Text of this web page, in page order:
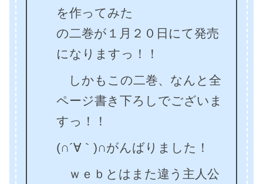
を作ってみた
の二巻が１月２０日にて発売
になりますっ！！
しかもこの二巻、なんと全
ページ書き下ろしでございま
すっ！！
(∩´∀｀)∩がんばりました！
ｗｅｂとはまた違う主人公